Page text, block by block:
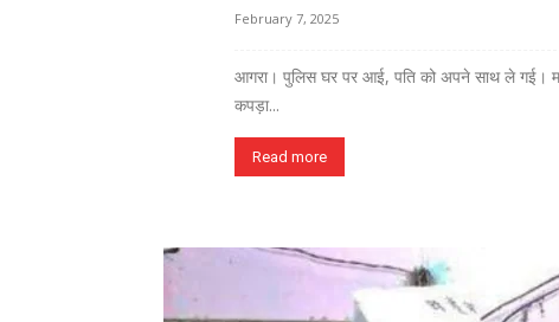
February 7, 2025
आगरा। पुलिस घर पर आई, पति को अपने साथ ले गई।
कपड़ा...
Read more